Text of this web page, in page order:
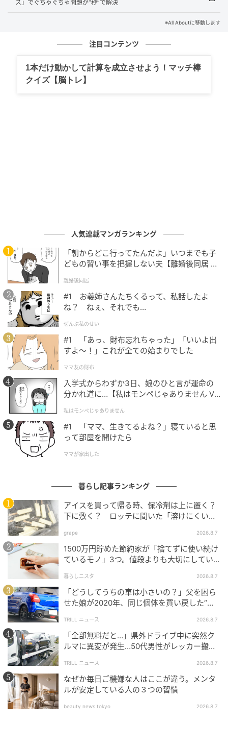
汚れたら取り替えられる「石けん長持ちラッ
2つ目の特徴は、石けんを置く場所である輪ゴムを取り
替えることができることです。カバーを外すと、輪ゴ
ムが取り外せるようになっています。
説明書では、「輪ゴム2本を横方向にセットする」とな
っています。
横方向に2本の輪ゴムをかける
続いて、縦方向に4本の輪ゴムをセットします。
ス」でぐちゃぐちゃ問題が“秒”で解決
※All Aboutに移動します
注目コンテンツ
1本だけ動かして計算を成立させよう！マッチ棒
クイズ【脳トレ】
人気連載マンガランキング
「朝からどこ行ってたんだよ」いつまでも子
どもの習い事を把握しない夫【離婚後同居 Vo
離婚後同居
#1 お義姉さんたちくるって、私話したよ
ね？ ねぇ、それでも…
ぜんぶ私のせい
#1 「あっ、財布忘れちゃった」「いいよ出
すよ〜！」これが全ての始まりでした
ママ友の財布
入学式からわずか3日、娘のひと言が運命の
分かれ道に…【私はモンペじゃありません Vo
私はモンペじゃありません
#1 「ママ、生きてるよね？」寝ていると思
って部屋を開けたら
ママが家出した
暮らし記事ランキング
アイスを買って帰る時、保冷剤は上に置く？
下に敷く？ ロッテに聞いた「溶けにくい持
grape 2026.8.7
1500万円貯めた節約家が「捨てずに使い続け
ているモノ」3つ。値段よりも大切にしてい
暮らしニスタ 2026.8.7
「どうしてうちの車は小さいの？」父を困ら
せた娘が2020年、同じ個体を買い戻した“意
TRILL ニュース 2026.8.7
「全部無料だと…」県外ドライブ中に突然ク
ルマに異変が発生…50代男性がレッカー搬送
TRILL ニュース 2026.8.7
なぜか毎日ご機嫌な人はここが違う。メンタ
ルが安定している人の３つの習慣
beauty news tokyo 2026.8.7